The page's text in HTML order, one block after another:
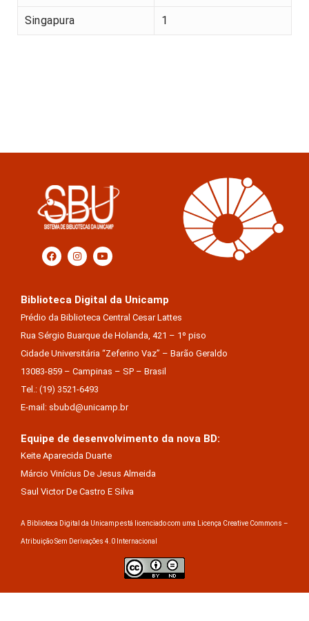
Singapura 1
Biblioteca Digital da Unicamp
Prédio da Biblioteca Central Cesar Lattes
Rua Sérgio Buarque de Holanda, 421 – 1º piso
Cidade Universitária “Zeferino Vaz” – Barão Geraldo
13083-859 – Campinas – SP – Brasil
Tel.: (19) 3521-6493
E-mail: sbubd@unicamp.br
Equipe de desenvolvimento da nova BD:
Keite Aparecida Duarte
Márcio Vinícius De Jesus Almeida
Saul Victor De Castro E Silva
A Biblioteca Digital da Unicamp está licenciado com uma Licença Creative Commons –
Atribuição Sem Derivações 4.0 Internacional